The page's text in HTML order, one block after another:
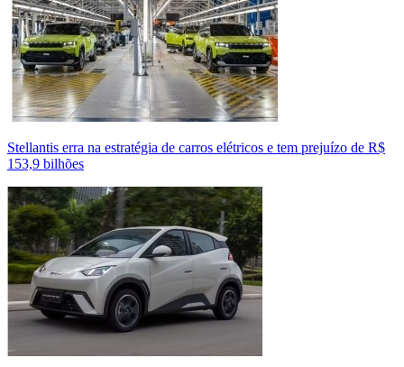
Stellantis erra na estratégia de carros elétricos e tem prejuízo de R$
153,9 bilhões